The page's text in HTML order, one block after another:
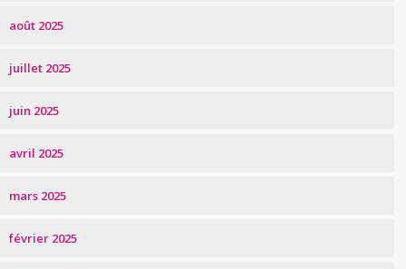
août 2025
juillet 2025
juin 2025
avril 2025
mars 2025
février 2025